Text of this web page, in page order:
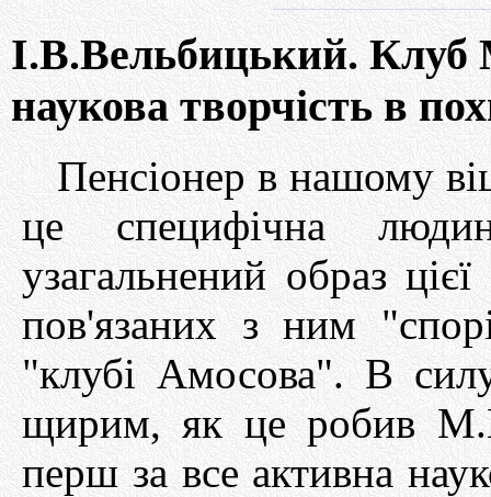
І.В.Вельбицький.
наукова творчість в
Пенсіонер в нашому
це специфічна
узагальнений образ
пов'язаних з ним
"клубі Амосова". В
щирим, як це робив
перш за все активна